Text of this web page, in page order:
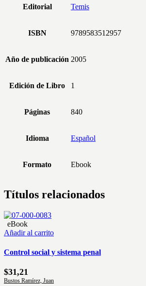
Editorial Temis
ISBN 9789583512957
Año de publicación 2005
Edición de Libro 1
Páginas 840
Idioma Español
Formato Ebook
Títulos relacionados
eBook
Añadir al carrito
Control social y sistema penal
$31,21
Bustos Ramírez, Juan